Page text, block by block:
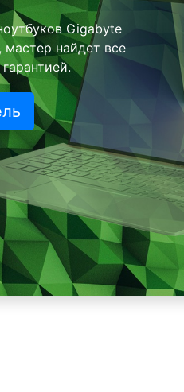
центр и обратно - с
ноутбук для
ремонта
обратно.